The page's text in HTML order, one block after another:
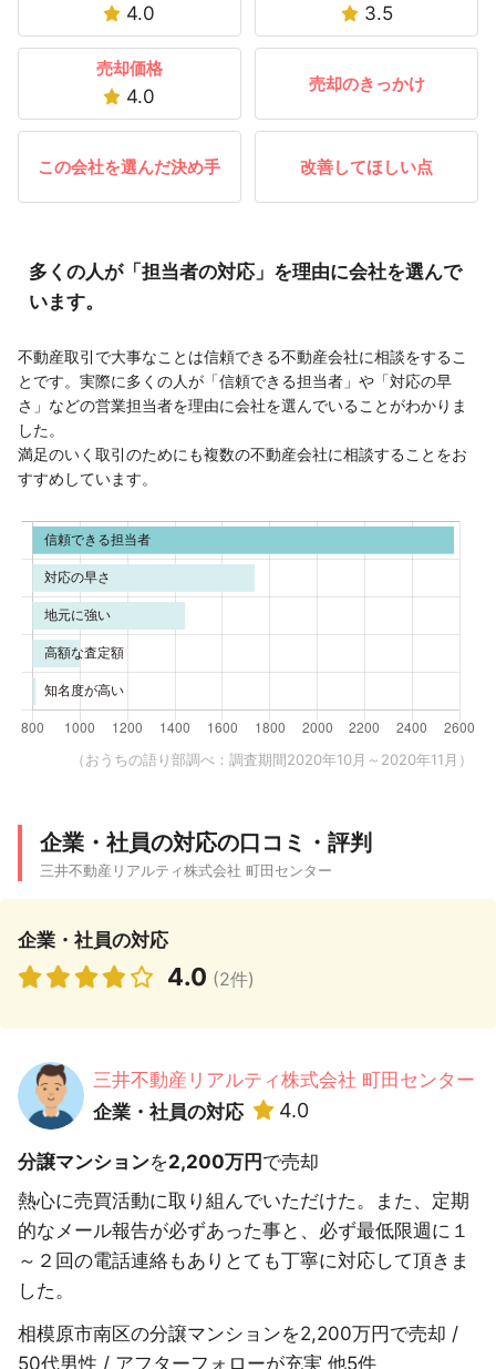
4.0 3.5
売却価格
4.0
売却のきっかけ
この会社を選んだ決め手 改善してほしい点
多くの人が「担当者の対応」を理由に会社を選んで
います。
不動産取引で大事なことは信頼できる不動産会社に相談をするこ
とです。実際に多くの人が「信頼できる担当者」や「対応の早
さ」などの営業担当者を理由に会社を選んでいることがわかりま
した。
満足のいく取引のためにも複数の不動産会社に相談することをお
すすめしています。
（おうちの語り部調べ：調査期間2020年10月～2020年11月）
企業・社員の対応の口コミ・評判
三井不動産リアルティ株式会社 町田センター
企業・社員の対応
4.0 (2件)
三井不動産リアルティ株式会社 町田センター
企業・社員の対応
4.0
分譲マンションを2,200万円で売却
熱心に売買活動に取り組んでいただけた。また、定期
的なメール報告が必ずあった事と、必ず最低限週に１
～２回の電話連絡もありとても丁寧に対応して頂きま
した。
相模原市南区の分譲マンションを2,200万円で売却 /
50代男性 / アフターフォローが充実 他5件